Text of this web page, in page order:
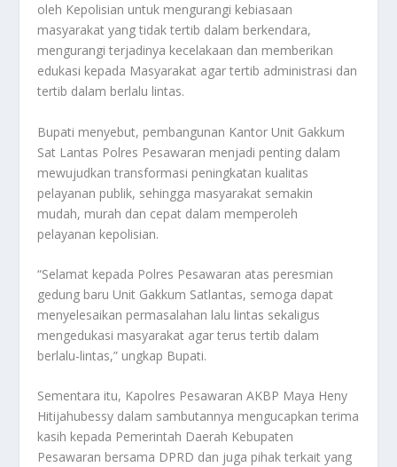
oleh Kepolisian untuk mengurangi kebiasaan
masyarakat yang tidak tertib dalam berkendara,
mengurangi terjadinya kecelakaan dan memberikan
edukasi kepada Masyarakat agar tertib administrasi dan
tertib dalam berlalu lintas.
Bupati menyebut, pembangunan Kantor Unit Gakkum
Sat Lantas Polres Pesawaran menjadi penting dalam
mewujudkan transformasi peningkatan kualitas
pelayanan publik, sehingga masyarakat semakin
mudah, murah dan cepat dalam memperoleh
pelayanan kepolisian.
“Selamat kepada Polres Pesawaran atas peresmian
gedung baru Unit Gakkum Satlantas, semoga dapat
menyelesaikan permasalahan lalu lintas sekaligus
mengedukasi masyarakat agar terus tertib dalam
berlalu-lintas,” ungkap Bupati.
Sementara itu, Kapolres Pesawaran AKBP Maya Heny
Hitijahubessy dalam sambutannya mengucapkan terima
kasih kepada Pemerintah Daerah Kebupaten
Pesawaran bersama DPRD dan juga pihak terkait yang